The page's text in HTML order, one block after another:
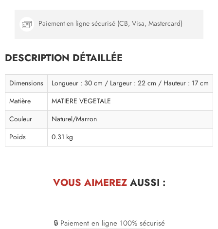
Paiement en ligne sécurisé (CB, Visa, Mastercard)
DESCRIPTION DÉTAILLÉE
Dimensions
Longueur : 30 cm / Largeur : 22 cm / Hauteur : 17 cm
Matière
MATIERE VEGETALE
Couleur
Naturel/Marron
Poids
0.31 kg
VOUS AIMEREZAUSSI :
🔒 Paiement en ligne 100% sécurisé